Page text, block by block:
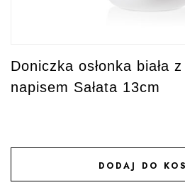
Doniczka osłonka biała
napisem Sałata 13cm
DODAJ DO
DODAJ DO